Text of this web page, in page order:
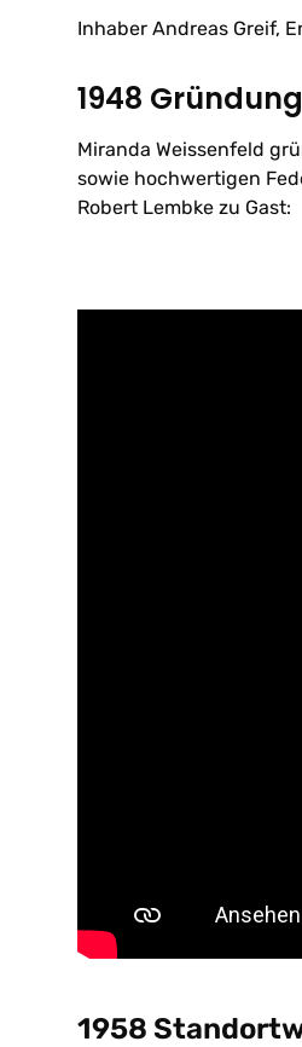
Inhaber Andreas Greif,
1948 Gründung
Miranda Weissenfeld
sowie hochwertigen
Robert Lembke zu Gast:
1958